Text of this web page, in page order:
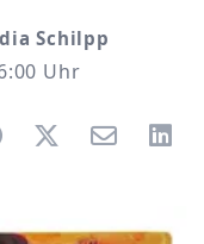
Schilpp
Uhr